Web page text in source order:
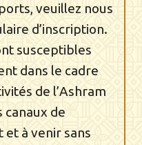
veuillez nous
d’inscription.
susceptibles
dans le cadre
de l’Ashram
de
à venir sans